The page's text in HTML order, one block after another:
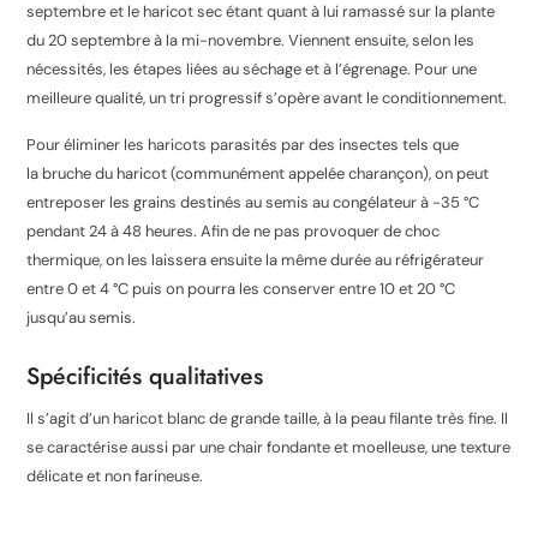
septembre et le haricot sec étant quant à lui ramassé sur la plante
du20 septembreà la mi-novembre. Viennent ensuite, selon les
nécessités, les étapes liées au séchage et à l’égrenage. Pour une
meilleure qualité, un tri progressif s’opère avant le conditionnement.
Pour éliminer les haricots parasités par des insectes tels que
la bruche du haricot (communément appelée charançon), on peut
entreposer les grains destinés au semis au congélateur à -35 °C
pendant 24 à 48 heures. Afin de ne pas provoquer de choc
thermique, on les laissera ensuite la même durée au réfrigérateur
entre 0 et 4 °C puis on pourra les conserver entre 10 et 20 °C
jusqu’au semis.
Spécificités qualitatives
Il s’agit d’un haricot blanc de grande taille, à la peau filante très fine. Il
se caractérise aussi par une chair fondante et moelleuse, une texture
délicate et non farineuse.